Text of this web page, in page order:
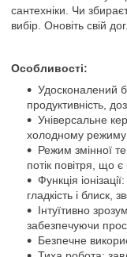
сантехніки. Чи
вибір. Оновіть свій
Особливості:
Удосконалений
продуктивність,
Універсальне
холодному режиму
Режим змінної
потік повітря, що
Функція
гладкість і блиск,
Інтуїтивно
забезпечуючи
Безпечне